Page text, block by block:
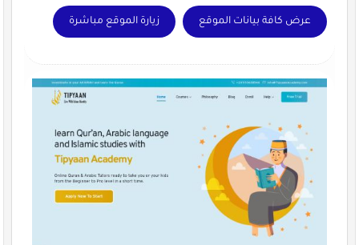
عرض كافة بيانات الموقع زيارة الموقع مباشرة